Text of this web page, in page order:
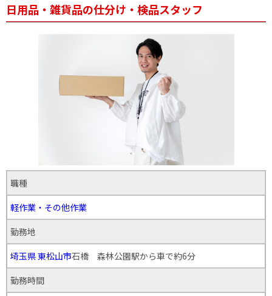
日用品・雑貨品の仕分け・検品スタッフ
職種
軽作業・その他作業
勤務地
埼玉県東松山市石橋 森林公園駅から車で約6分
勤務時間